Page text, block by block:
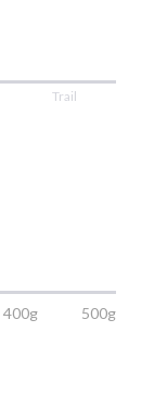
Trail
400g 500g